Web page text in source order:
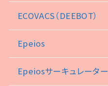
ECOVACS（DEEBOT）
Epeios
Epeiosサーキュレーター